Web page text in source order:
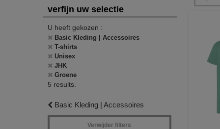
verfijn uw selectie
U heeft gekozen :
Basic Kleding | Accessoires
T-shirts
Unisex
JHK
Groene
5 results.
Basic Kleding | Accessoires
Verwijder filters